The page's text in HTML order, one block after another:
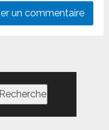
Recherche